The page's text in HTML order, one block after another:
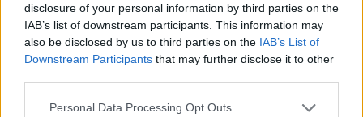
disclosure of your personal information by third parties on the
IAB’s list of downstream participants. This information may
also be disclosed by us to third parties on the IAB’s List of
Downstream Participants that may further disclose it to other
Personal Data Processing Opt Outs
ΔΙΑΦΗΜΙΣΗ